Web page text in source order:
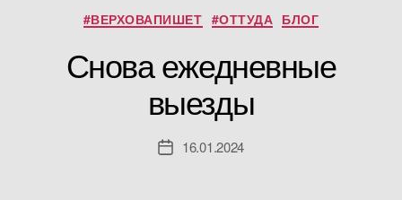
Рубрики
#ВЕРХОВАПИШЕТ #ОТТУДА БЛОГ
Снова ежедневные
выезды
Дата16.01.2024